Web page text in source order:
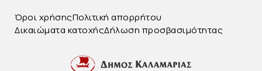
Όροι χρήσηςΠολιτική απορρήτου
Δικαιώματα κατοχήςΔήλωση προσβασιμότητας